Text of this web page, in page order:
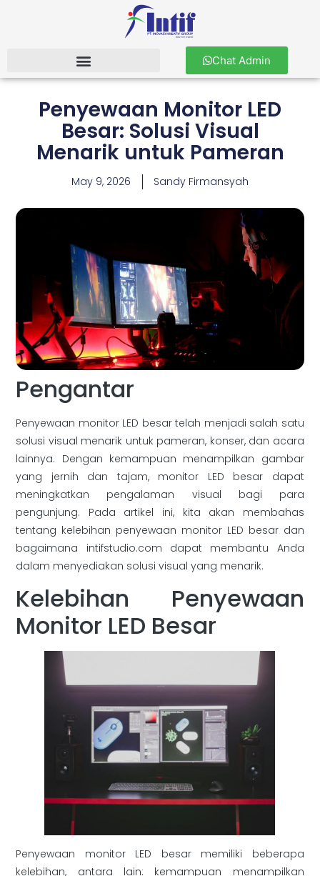
Chat Admin
Penyewaan Monitor LED
Besar: Solusi Visual
Menarik untuk Pameran
May 9, 2026 Sandy Firmansyah
Pengantar
Penyewaan monitor LED besar telah menjadi salah satu
solusi visual menarik untuk pameran, konser, dan acara
lainnya. Dengan kemampuan menampilkan gambar
yang jernih dan tajam, monitor LED besar dapat
meningkatkan pengalaman visual bagi para
pengunjung. Pada artikel ini, kita akan membahas
tentang kelebihan penyewaan monitor LED besar dan
bagaimana intifstudio.com dapat membantu Anda
dalam menyediakan solusi visual yang menarik.
Kelebihan Penyewaan
Monitor LED Besar
Penyewaan monitor LED besar memiliki beberapa
kelebihan, antara lain: kemampuan menampilkan